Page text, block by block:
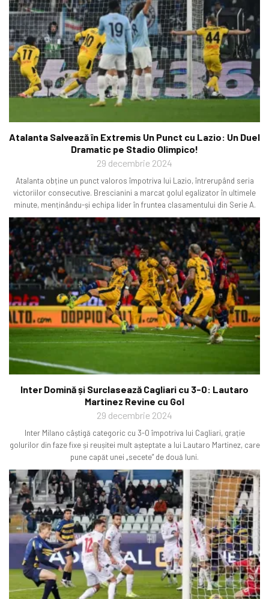
Atalanta Salvează în Extremis Un Punct cu Lazio: Un Duel
Dramatic pe Stadio Olimpico!
29 decembrie 2024
Atalanta obține un punct valoros împotriva lui Lazio, întrerupând seria
victoriilor consecutive. Brescianini a marcat golul egalizator în ultimele
minute, menținându-și echipa lider în fruntea clasamentului din Serie A.
Inter Domină și Surclasează Cagliari cu 3-0: Lautaro
Martinez Revine cu Gol
29 decembrie 2024
Inter Milano câștigă categoric cu 3-0 împotriva lui Cagliari, grație
golurilor din faze fixe și reușitei mult așteptate a lui Lautaro Martinez, care
pune capăt unei „secete” de două luni.